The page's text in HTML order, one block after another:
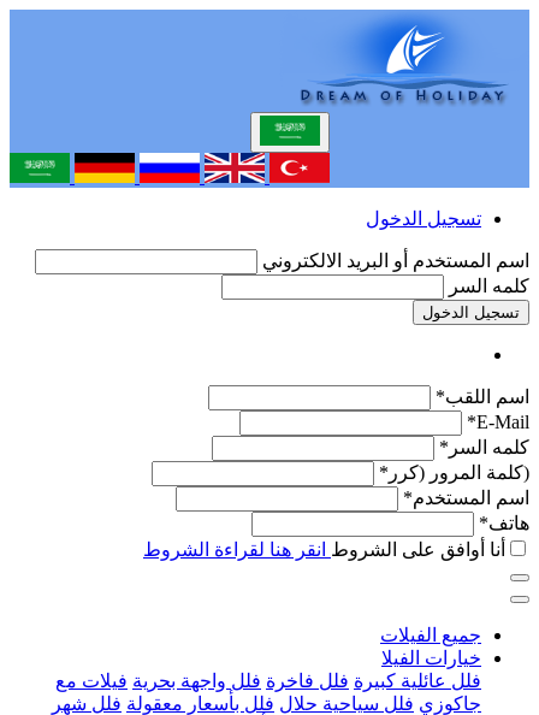
تسجيل الدخول
اسم المستخدم أو البريد الالكتروني
كلمه السر
تسجيل الدخول
اسم اللقب*
E-Mail*
كلمه السر*
(كلمة المرور (كرر*
اسم المستخدم*
هاتف*
أنا أوافق على الشروط انقر هنا لقراءة الشروط
جميع الفيلات
خيارات الفيلا
فلل عائلية كبيرة فلل فاخرة فلل واجهة بحرية فيلات مع
جاكوزي فلل سياحية حلال فلل بأسعار معقولة فلل شهر